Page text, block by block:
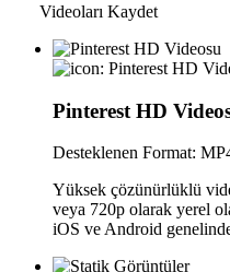
Videoları Kaydet
Pinterest HD
Desteklenen Format:
Yüksek çözünürlüklü
veya 720p olarak yerel
iOS ve Android